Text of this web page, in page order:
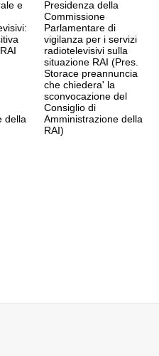
e
della
Presidenza della
Commissione
Parlamentare di
vigilanza per i servizi
radiotelevisivi sulla
situazione RAI (Pres.
Storace preannuncia
che chiedera' la
sconvocazione del
Consiglio di
Amministrazione della
RAI)